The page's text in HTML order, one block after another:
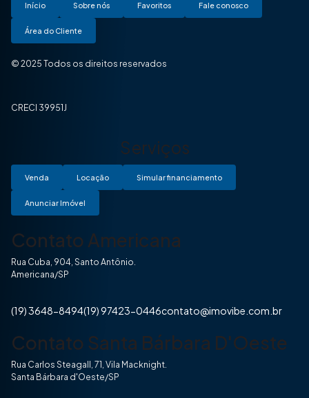
Início Sobre nós Favoritos Fale conosco
Área do Cliente
© 2025 Todos os direitos reservados
CRECI 39951J
Serviços
Venda Locação Simular financiamento
Anunciar Imóvel
Contato Americana
Rua Cuba, 904, Santo Antônio.
Americana/SP
(19) 3648-8494(19) 97423-0446contato@imovibe.com.br
Contato Santa Bárbara D'Oeste
Rua Carlos Steagall, 71, Vila Macknight.
Santa Bárbara d'Oeste/SP